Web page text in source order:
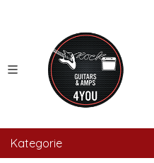
Kategorie